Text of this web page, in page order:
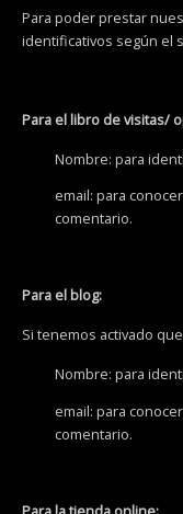
Para poder prestar
identificativos según el
Para el libro de visitas/
Nombre: para
email: para
comentario.
Para el blog:
Si tenemos activado
Nombre: para
email: para
comentario.